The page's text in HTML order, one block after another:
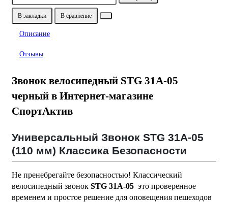
В закладки В сравнение
Описание
Отзывы
Звонок велосипедный STG 31А-05
черный в Интернет-магазине
СпортАктив
Универсальный Звонок STG 31A-05
(110 мм) Классика Безопасности
Не пренебрегайте безопасностью! Классический
велосипедный звонок STG 31A-05 это проверенное
временем и простое решение для оповещения пешеходов